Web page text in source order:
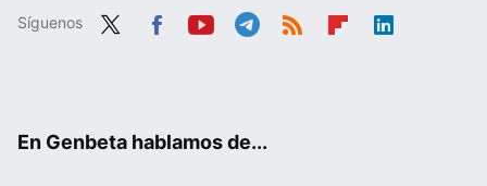
Síguenos
En Genbeta hablamos de...